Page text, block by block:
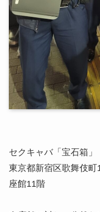
セクキャバ「宝石箱」
東京都新宿区歌舞伎
座館11階